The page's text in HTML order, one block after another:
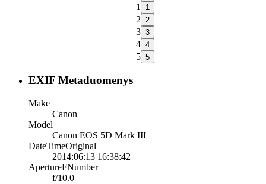
1
2
3
4
5
EXIF Metaduomenys
Make
Canon
Model
Canon EOS 5D Mark III
DateTimeOriginal
2014:06:13 16:38:42
ApertureFNumber
f/10.0